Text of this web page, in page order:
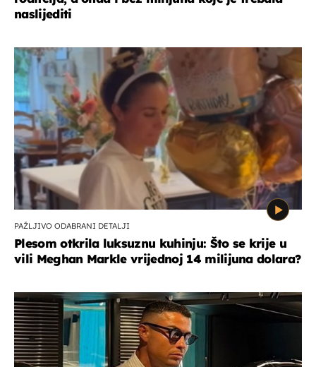
naslijediti
PAŽLJIVO ODABRANI DETALJI
Plesom otkrila luksuznu kuhinju: Što se krije u
vili Meghan Markle vrijednoj 14 milijuna dolara?